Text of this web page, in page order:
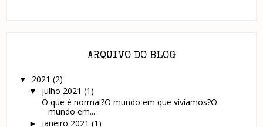
ARQUIVO DO BLOG
▼ 2021(2)
▼ julho 2021 (1)
O que é normal?O mundo em que vivíamos?O
mundo em...
► janeiro 2021 (1)